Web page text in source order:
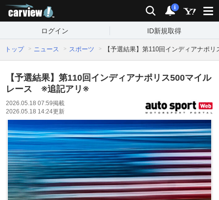
検索 通知
i
ログイン ID新規取得
トップ ニュース スポーツ 【予選結果】第110回インディアナポ
【予選結果】第110回インディアナポリス500マイル
レース ※追記アリ※
2026.05.18 07:59掲載
2026.05.18 14:24更新